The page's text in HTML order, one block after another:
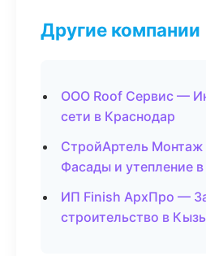
Другие компании
ООО Roof Сервис —
сети в Краснодар
СтройАртель
Фасады и утепление
ИП Finish АрхПро —
строительство в